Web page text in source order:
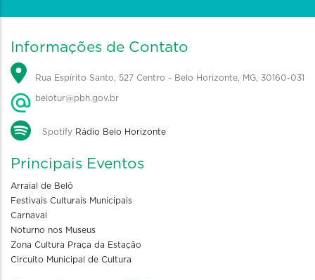
Informações de Contato
Rua Espírito Santo, 527 Centro - Belo Horizonte, MG, 30160-031
belotur@pbh.gov.br
Spotify Rádio Belo Horizonte
Principais Eventos
Arraial de Belô
Festivais Culturais Municipais
Carnaval
Noturno nos Museus
Zona Cultura Praça da Estação
Circuito Municipal de Cultura